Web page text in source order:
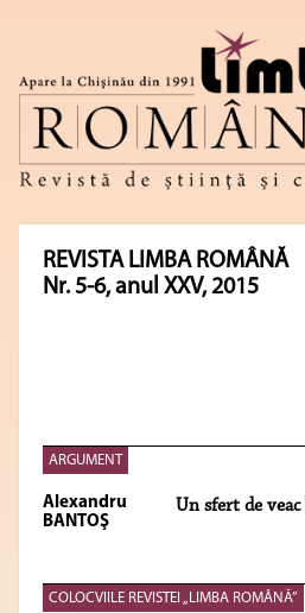
REVISTA LIMBA ROMÂNĂ
Nr. 5-6, anul XXV, 2015
ARGUMENT
Alexandru
BANTOŞ
Un sfert de
COLOCVIILE REVISTEI „LIMBA ROMÂNĂ”